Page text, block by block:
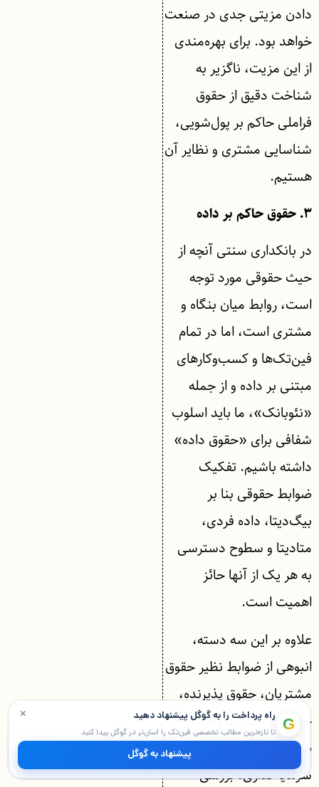
دادن مزیتی جدی در صنعت
خواهد بود. برای بهره‌مندی
از این مزیت، ناگزیر به
شناخت دقیق از حقوق
فراملی حاکم بر پول‌شویی،
شناسایی مشتری و نظایر آن
هستیم.
۳. حقوق حاکم بر داده
در بانکداری سنتی آنچه از
حیث حقوقی مورد توجه
است، روابط میان بنگاه و
مشتری است، اما در تمام
فین‌تک‌ها و کسب‌وکارهای
مبتنی بر داده و از جمله
«نئوبانک»، ما باید اسلوب
شفافی برای «حقوق داده»
داشته باشیم. تفکیک
ضوابط حقوقی بنا بر
بیگ‌دیتا، داده فردی،
متادیتا و سطوح دسترسی
به هر یک از آنها حائز
اهمیت است.
علاوه بر این سه دسته،
انبوهی از ضوابط نظیر حقوق
مشتریان، حقوق پذیرنده،
حقوق صاحبان سهام،
ضوابط ارائه خدمات بانکی و
سرمایه‌گذاری، بررسی
× G راه پرداخت را به گوگل پیشنهاد دهید
تا تازه‌ترین مطالب تخصصی فین‌تک را آسان‌تر در گوگل پیدا کنید
پیشنهاد به گوگل